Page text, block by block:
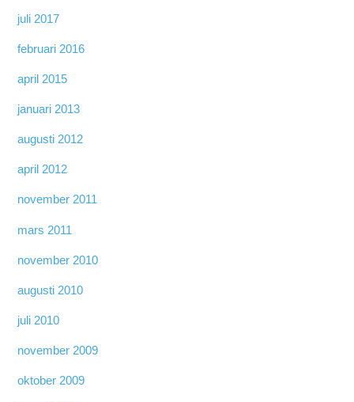
juli 2017
februari 2016
april 2015
januari 2013
augusti 2012
april 2012
november 2011
mars 2011
november 2010
augusti 2010
juli 2010
november 2009
oktober 2009